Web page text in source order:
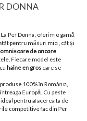
DONNA
Per Donna, oferim o gamă
atât pentru măsuri mici, cât și
de onoare
Fiecare model este
haine en gros care se
100% în România,
Europă. Cu peste
pentru afacerea ta de
competitive fac din Per